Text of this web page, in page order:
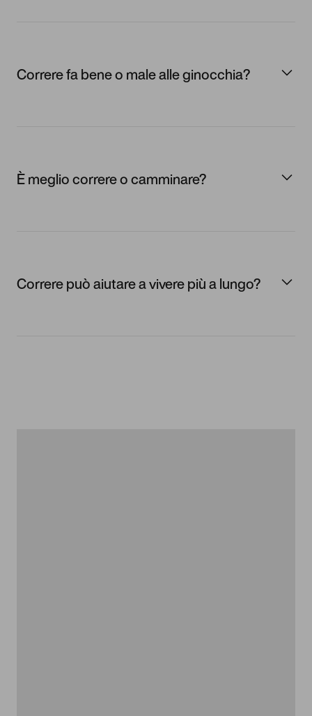
Correre fa bene o male alle ginocchia?
È meglio correre o camminare?
Correre può aiutare a vivere più a lungo?